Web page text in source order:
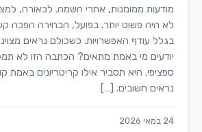
מודעות ממומנות, אתרי השמה. לכאורה,
לא היה פשוט יותר. בפועל, הבחירה הפכה
בגלל עודף האפשרויות. כשכולם נראים
יודעים מי באמת מתאים? הכתבה הזו לא
ספציפי. היא תסביר אילו קריטריונים באמת
נראים חשובים. […]
24 במאי 2026